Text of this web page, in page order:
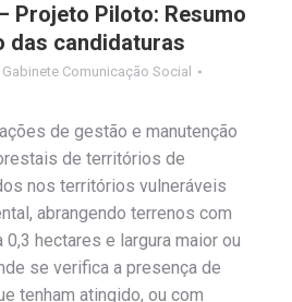
Projeto Piloto: Resumo
das candidaturas
Gabinete Comunicação Social
de gestão e manutenção
de territórios de
nos territórios vulneráveis
abrangendo terrenos com
0,3 hectares e largura maior ou
se verifica a presença de
tenham atingido, ou com